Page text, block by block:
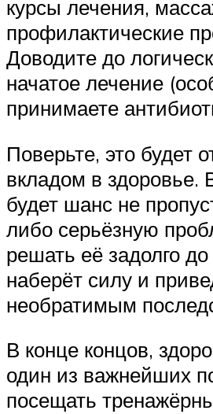
курсы лечения,
профилактические
Доводите до
начатое лечение
принимаете
Поверьте, это будет
вкладом в здоровье.
будет шанс не
либо серьёзную
решать её задолго до
наберёт силу и
необратимым
В конце концов,
один из важнейших
посещать